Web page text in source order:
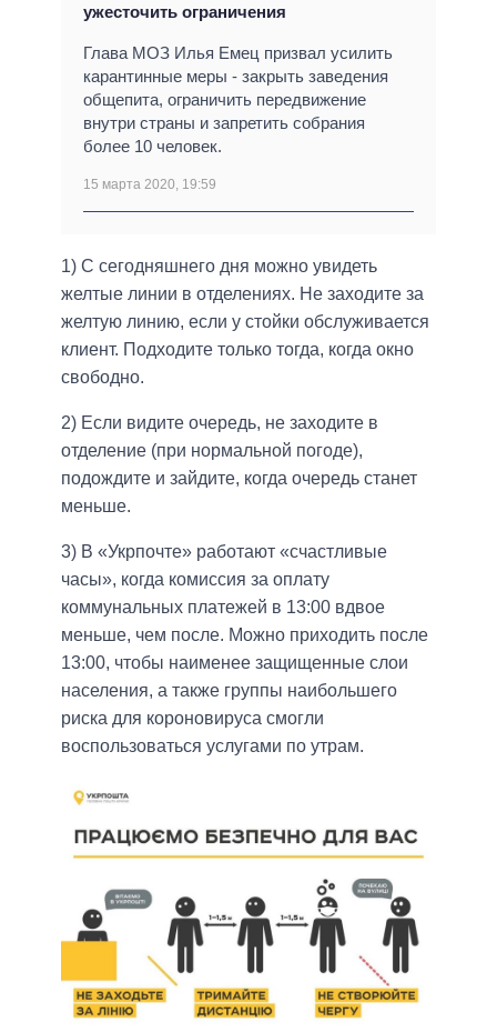
ужесточить ограничения
Глава МОЗ Илья Емец призвал усилить
карантинные меры - закрыть заведения
общепита, ограничить передвижение
внутри страны и запретить собрания
более 10 человек.
15 марта 2020, 19:59
1) С сегодняшнего дня можно увидеть
желтые линии в отделениях. Не заходите за
желтую линию, если у стойки обслуживается
клиент. Подходите только тогда, когда окно
свободно.
2) Если видите очередь, не заходите в
отделение (при нормальной погоде),
подождите и зайдите, когда очередь станет
меньше.
3) В «Укрпочте» работают «счастливые
часы», когда комиссия за оплату
коммунальных платежей в 13:00 вдвое
меньше, чем после. Можно приходить после
13:00, чтобы наименее защищенные слои
населения, а также группы наибольшего
риска для короновируса смогли
воспользоваться услугами по утрам.